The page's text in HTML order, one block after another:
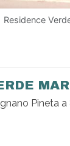
Residence
Pineta